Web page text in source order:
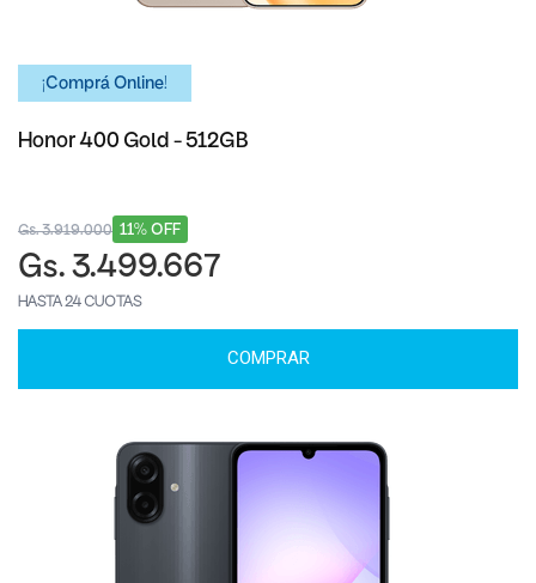
¡Comprá Online!
Honor 400 Gold - 512GB
11% OFF
Gs. 3.919.000
Gs. 3.499.667
HASTA 24 CUOTAS
COMPRAR